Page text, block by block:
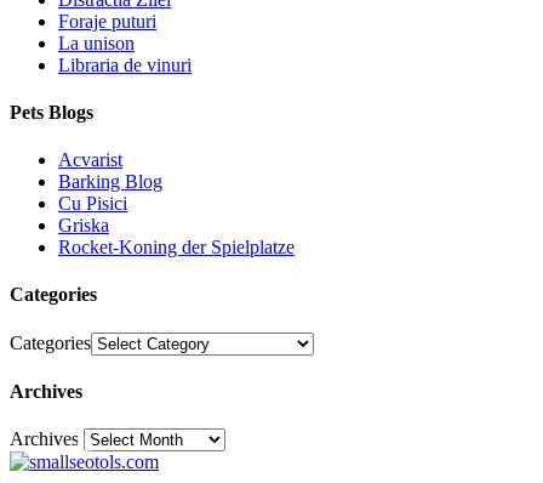
Foraje puturi
La unison
Libraria de vinuri
Pets Blogs
Acvarist
Barking Blog
Cu Pisici
Griska
Rocket-Koning der Spielplatze
Categories
Categories
Archives
Archives30